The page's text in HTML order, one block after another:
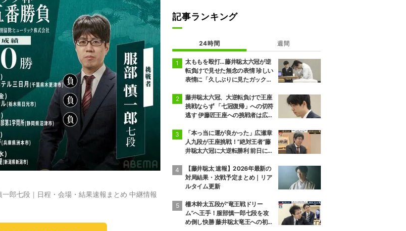
郎七段｜日程・会場・結果速報まとめ 中継情報
記事ランキング
24時間 週間
太ももを殴打…藤井聡太六冠が逆
転負けで見せた無念の表情 珍しい
表情に「久しぶりに見たガック
藤井聡太六冠、大逆転負けで王座
挑戦ならず 「七冠復帰」への切符
逃す 伊藤匠王座への挑戦者は広瀬
「本っ当に運が良かった」広瀬章
人九段が王座挑戦！“絶対王者”藤
井聡太六冠に大逆転勝利 前日には
も【藤井聡太 速報】2026年最新の
対局結果・次戦予定まとめ｜リア
ルタイム更新
柵木幹太五段が“竜王戦ドリー
ム”へ王手！服部慎一郎七段を攻
め倒し快勝 藤井聡太竜王への初挑